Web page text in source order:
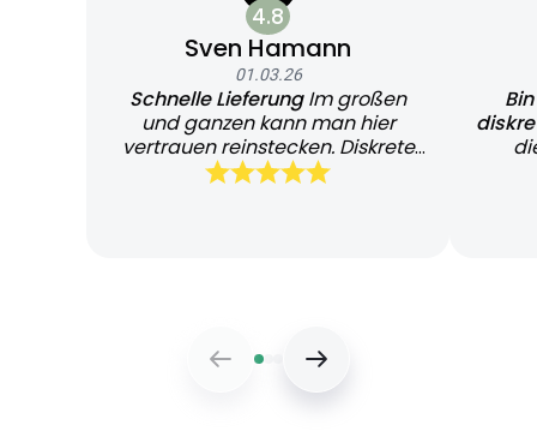
4.8
Sven Hamann
01.03.26
Schnelle LieferungIm großen
und ganzen kann man hier
vertrauen reinstecken. Diskrete
und schnelle Lieferung